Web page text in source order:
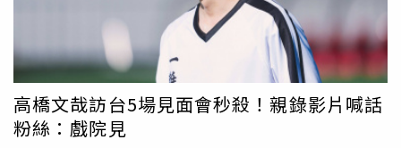
https://www.healthnews.com.tw/readnews.php?
id=69249
高橋文哉訪台5場見面會秒殺！親錄影片喊話
粉絲：戲院見